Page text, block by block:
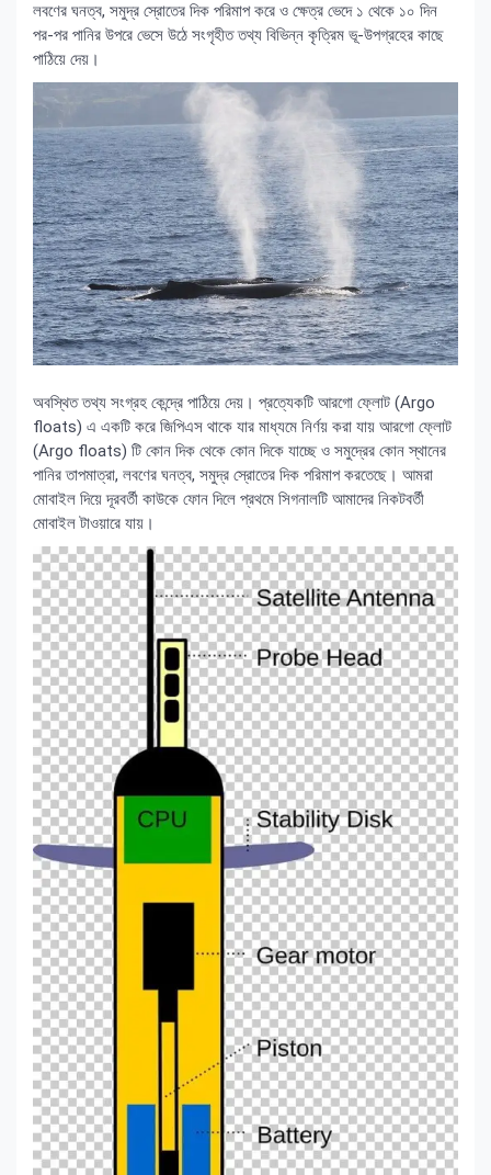
লবণের ঘনত্ব, সমুদ্র স্রোতের দিক পরিমাপ করে ও ক্ষেত্র ভেদে ১ থেকে ১০ দিন
পর-পর পানির উপরে ভেসে উঠে সংগৃহীত তথ্য বিভিন্ন কৃত্রিম ভূ-উপগ্রহের কাছে
পাঠিয়ে দেয়।
অবস্থিত তথ্য সংগ্রহ কেন্দ্রে পাঠিয়ে দেয়। প্রত্যেকটি আরগো ফ্লোট (Argo
floats) এ একটি করে জিপিএস থাকে যার মাধ্যমে নির্ণয় করা যায় আরগো ফ্লোট
(Argo floats) টি কোন দিক থেকে কোন দিকে যাচ্ছে ও সমুদ্রের কোন স্থানের
পানির তাপমাত্রা, লবণের ঘনত্ব, সমুদ্র স্রোতের দিক পরিমাপ করতেছে। আমরা
মোবাইল দিয়ে দূরবর্তী কাউকে ফোন দিলে প্রথমে সিগনালটি আমাদের নিকটবর্তী
মোবাইল টাওয়ারে যায়।